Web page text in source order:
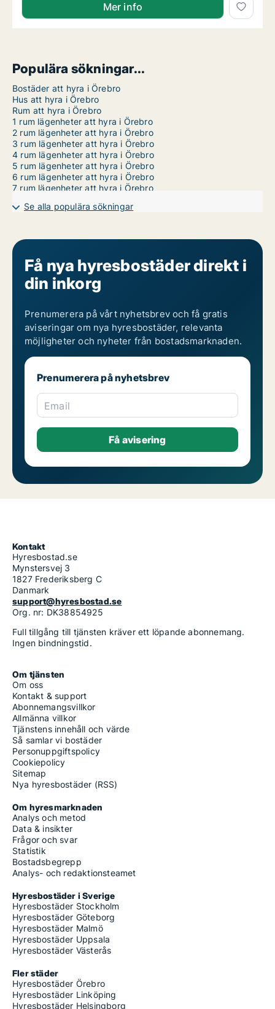
Mer info
Populära sökningar...
Bostäder att hyra i Örebro
Hus att hyra i Örebro
Rum att hyra i Örebro
1 rum lägenheter att hyra i Örebro
2 rum lägenheter att hyra i Örebro
3 rum lägenheter att hyra i Örebro
4 rum lägenheter att hyra i Örebro
5 rum lägenheter att hyra i Örebro
6 rum lägenheter att hyra i Örebro
7 rum lägenheter att hyra i Örebro
Se alla populära sökningar
Få nya hyresbostäder direkt i
din inkorg
Prenumerera på vårt nyhetsbrev och få gratis
aviseringar om nya hyresbostäder, relevanta
möjligheter och nyheter från bostadsmarknaden.
Prenumerera på nyhetsbrev
Email
Kontakt
Hyresbostad.se
Mynstersvej 3
1827 Frederiksberg C
Danmark
support@hyresbostad.se
Org. nr: DK38854925
Full tillgång till tjänsten kräver ett löpande abonnemang.
Ingen bindningstid.
Om tjänsten
Om oss
Kontakt & support
Abonnemangsvillkor
Allmänna villkor
Tjänstens innehåll och värde
Så samlar vi bostäder
Personuppgiftspolicy
Cookiepolicy
Sitemap
Nya hyresbostäder (RSS)
Om hyresmarknaden
Analys och metod
Data & insikter
Frågor och svar
Statistik
Bostadsbegrepp
Analys- och redaktionsteamet
Hyresbostäder i Sverige
Hyresbostäder Stockholm
Hyresbostäder Göteborg
Hyresbostäder Malmö
Hyresbostäder Uppsala
Hyresbostäder Västerås
Fler städer
Hyresbostäder Örebro
Hyresbostäder Linköping
Hyresbostäder Helsingborg